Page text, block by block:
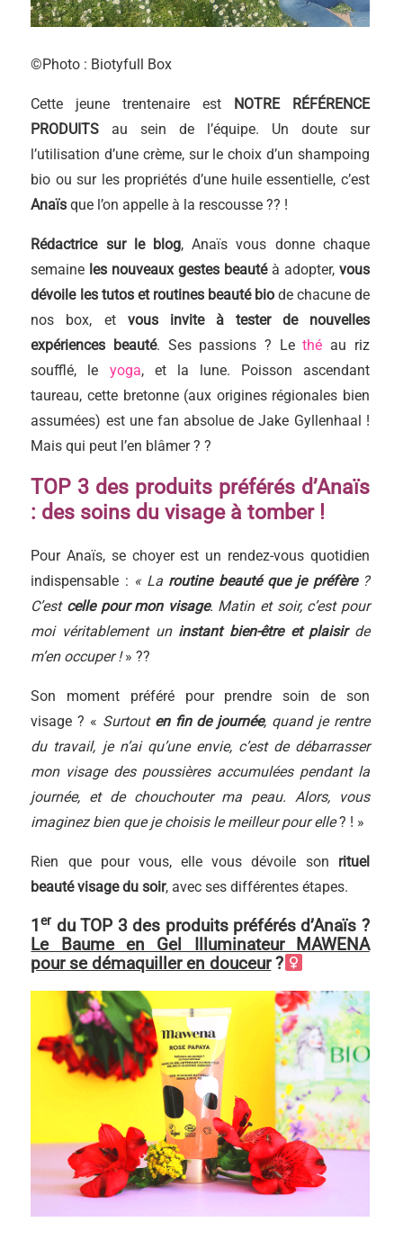
©Photo : Biotyfull Box
Cette jeune trentenaire est NOTRE RÉFÉRENCE
PRODUITS au sein de l’équipe. Un doute sur
l’utilisation d’une crème, sur le choix d’un shampoing
bio ou sur les propriétés d’une huile essentielle, c’est
Anaïs que l’on appelle à la rescousse ?‍? !
Rédactrice sur le blog, Anaïs vous donne chaque
semaine les nouveaux gestes beautéà adopter, vous
dévoile les tutos et routines beauté biode chacune de
nos box, et vous invite à
tester de nouvelles
expériences beauté. Ses passions ? Lethé au riz
soufflé, le yoga, et la lune. Poisson ascendant
taureau, cette bretonne (aux origines régionales bien
assumées) est une fan absolue de Jake Gyllenhaal !
Mais qui peut l’en blâmer ? ?
TOP 3 des produits préférés d’Anaïs
: des soins du visage à tomber !
Pour Anaïs, se choyer est un rendez-vous quotidien
indispensable : « La routine beauté que je préfère?
C’est celle pour mon visage. Matin et soir, c’est pour
moi véritablement un instant bien-être et plaisirde
m’en occuper !» ??
Son moment préféré pour prendre soin de son
visage ? « Surtout en fin de journée, quand je rentre
du travail, je n’ai qu’une envie, c’est de débarrasser
mon visage des poussières accumulées pendant la
journée, et de chouchouter ma peau. Alors, vous
imaginez bien que je choisis le meilleur pour elle? ! »
Rien que pour vous, elle vous dévoile son rituel
beauté visage du soir, avec ses différentes étapes.
1erdu TOP 3 des produits préférés d’Anaïs ?
Le Baume en Gel Illuminateur MAWENA
pour se démaquiller en douceur?‍